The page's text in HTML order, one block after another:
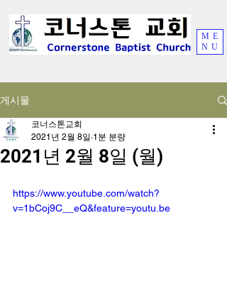
ME
NU
게시물
2021년 2월 8일 (월)
코너스톤교회
2021년 2월 8일 1분 분량
https://www.youtube.com/watch?
v=1bCoj9C__eQ&feature=youtu.be